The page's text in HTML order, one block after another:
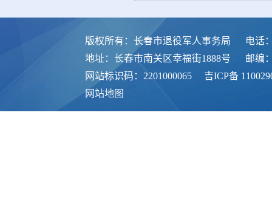
版权所有：长春市退役军人事务局
电话
地址：长春市南关区幸福街1888号
邮编
网站标识码：2201000065
吉ICP备
网站地图